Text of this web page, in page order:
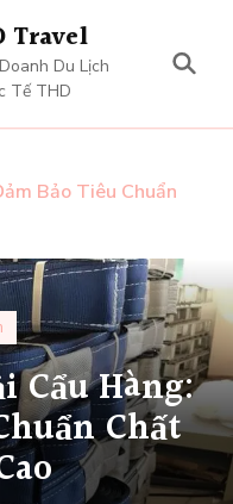
Travel
Du Lịch
Tế THD
Bảo Tiêu Chuẩn
Cẩu Hàng:
Chất